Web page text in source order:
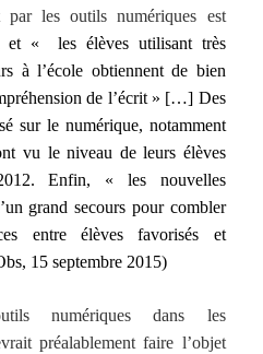
par les outils numériques est
et« les élèves utilisant très
à l’école obtiennent de bien
de l’écrit » […] Des
sur le numérique, notamment
vu le niveau de leurs élèves
Enfin, « les nouvelles
grand secours pour combler
entre élèves favorisés et
15 septembre 2015)
numériques dans les
préalablement faire l’objet